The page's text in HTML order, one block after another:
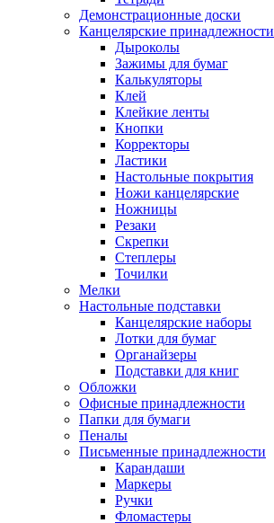
Демонстрационные доски
Канцелярские принадлежности
Дыроколы
Зажимы для бумаг
Калькуляторы
Клей
Клейкие ленты
Кнопки
Корректоры
Ластики
Настольные покрытия
Ножи канцелярские
Ножницы
Резаки
Скрепки
Степлеры
Точилки
Мелки
Настольные подставки
Канцелярские наборы
Лотки для бумаг
Органайзеры
Подставки для книг
Обложки
Офисные принадлежности
Папки для бумаги
Пеналы
Письменные принадлежности
Карандаши
Маркеры
Ручки
Фломастеры